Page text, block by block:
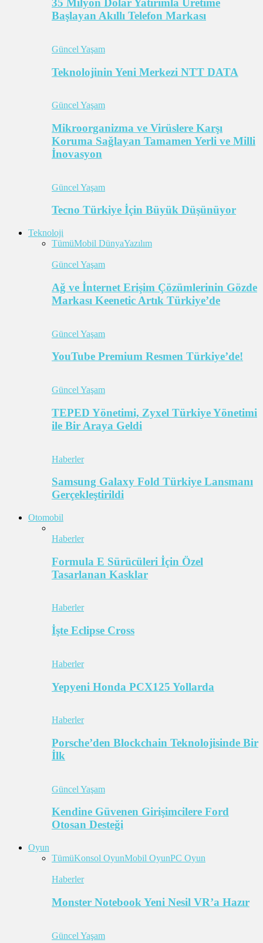
35 Milyon Dolar Yatırımla Üretime
Başlayan Akıllı Telefon Markası
Güncel Yaşam
Teknolojinin Yeni Merkezi NTT DATA
Güncel Yaşam
Mikroorganizma ve Virüslere Karşı
Koruma Sağlayan Tamamen Yerli ve Milli
İnovasyon
Güncel Yaşam
Tecno Türkiye İçin Büyük Düşünüyor
Teknoloji
TümüMobil DünyaYazılım
Güncel Yaşam
Ağ ve İnternet Erişim Çözümlerinin Gözde
Markası Keenetic Artık Türkiye’de
Güncel Yaşam
YouTube Premium Resmen Türkiye’de!
Güncel Yaşam
TEPED Yönetimi, Zyxel Türkiye Yönetimi
ile Bir Araya Geldi
Haberler
Samsung Galaxy Fold Türkiye Lansmanı
Gerçekleştirildi
Otomobil
Haberler
Formula E Sürücüleri İçin Özel
Tasarlanan Kasklar
Haberler
İşte Eclipse Cross
Haberler
Yepyeni Honda PCX125 Yollarda
Haberler
Porsche’den Blockchain Teknolojisinde Bir
İlk
Güncel Yaşam
Kendine Güvenen Girişimcilere Ford
Otosan Desteği
Oyun
TümüKonsol OyunMobil OyunPC Oyun
Haberler
Monster Notebook Yeni Nesil VR’a Hazır
Güncel Yaşam